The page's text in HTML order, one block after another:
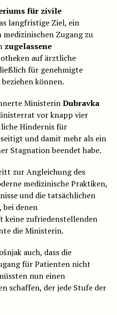
für zivile
langfristige Ziel, ein
Zugang zu
zugelassene
auf ärztliche
für genehmigte
können.
MinisterinDubravka
vor knapp vier
Hindernis für
und damit mehr als ein
Stagnation beendet habe.
zur Angleichung des
medizinische Praktiken,
und die tatsächlichen
bei denen
keine zufriedenstellenden
die Ministerin.
auch, dass die
für Patienten nicht
nun einen
schaffen, der jede Stufe der